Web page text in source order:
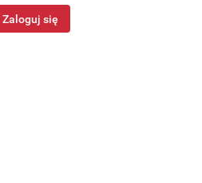
Zaloguj się